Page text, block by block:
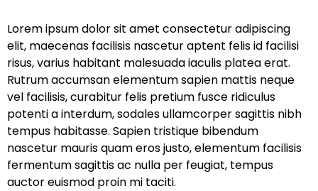
Lorem ipsum dolor sit amet consectetur adipiscing
elit, maecenas facilisis nascetur aptent felis id facilisi
risus, varius habitant malesuada iaculis platea erat.
Rutrum accumsan elementum sapien mattis neque
vel facilisis, curabitur felis pretium fusce ridiculus
potenti a interdum, sodales ullamcorper sagittis nibh
tempus habitasse. Sapien tristique bibendum
nascetur mauris quam eros justo, elementum facilisis
fermentum sagittis ac nulla per feugiat, tempus
auctor euismod proin mi taciti.